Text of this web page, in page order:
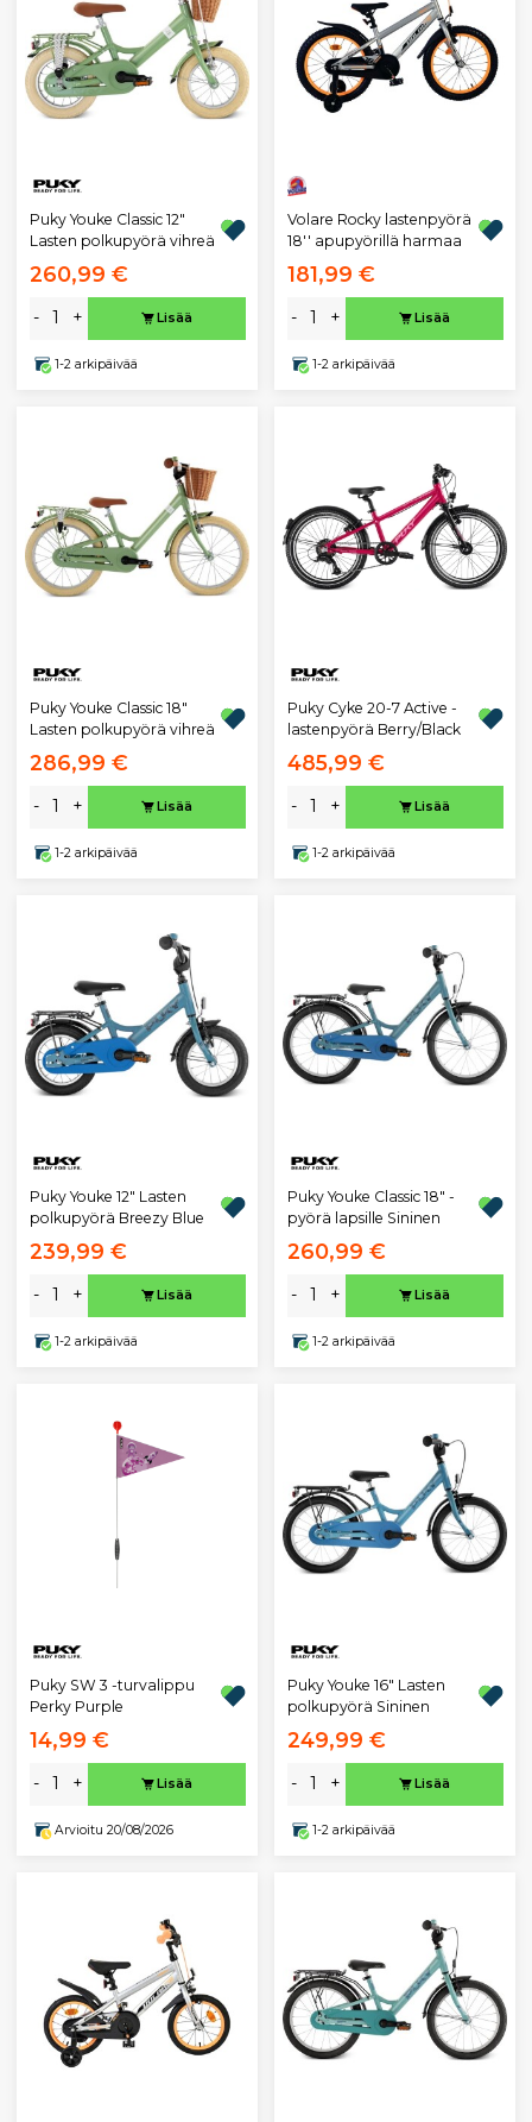
Puky Youke Classic 12"
Lasten polkupyörä vihreä
260,99 €
- + Lisää
1-2 arkipäivää
Volare Rocky lastenpyörä
18'' apupyörillä harmaa
181,99 €
- + Lisää
1-2 arkipäivää
Puky Youke Classic 18"
Lasten polkupyörä vihreä
286,99 €
- + Lisää
1-2 arkipäivää
Puky Cyke 20-7 Active -
lastenpyörä Berry/Black
485,99 €
- + Lisää
1-2 arkipäivää
Puky Youke 12" Lasten
polkupyörä Breezy Blue
239,99 €
- + Lisää
1-2 arkipäivää
Puky Youke Classic 18" -
pyörä lapsille Sininen
260,99 €
- + Lisää
1-2 arkipäivää
Puky SW 3 -turvalippu
Perky Purple
14,99 €
- + Lisää
Arvioitu 20/08/2026
Puky Youke 16" Lasten
polkupyörä Sininen
249,99 €
- + Lisää
1-2 arkipäivää